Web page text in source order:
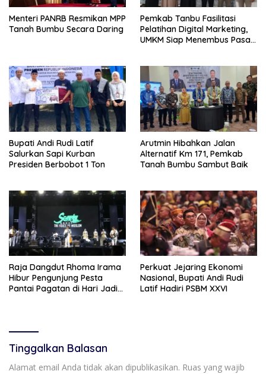
Menteri PANRB Resmikan MPP
Tanah Bumbu Secara Daring
Pemkab Tanbu Fasilitasi
Pelatihan Digital Marketing,
UMKM Siap Menembus Pasar
Bupati Andi Rudi Latif
Salurkan Sapi Kurban
Presiden Berbobot 1 Ton
Arutmin Hibahkan Jalan
Alternatif Km 171, Pemkab
Tanah Bumbu Sambut Baik
Raja Dangdut Rhoma Irama
Hibur Pengunjung Pesta
Pantai Pagatan di Hari Jadi
Perkuat Jejaring Ekonomi
Nasional, Bupati Andi Rudi
Latif Hadiri PSBM XXVI
Tinggalkan Balasan
Alamat email Anda tidak akan dipublikasikan. Ruas yang wajib